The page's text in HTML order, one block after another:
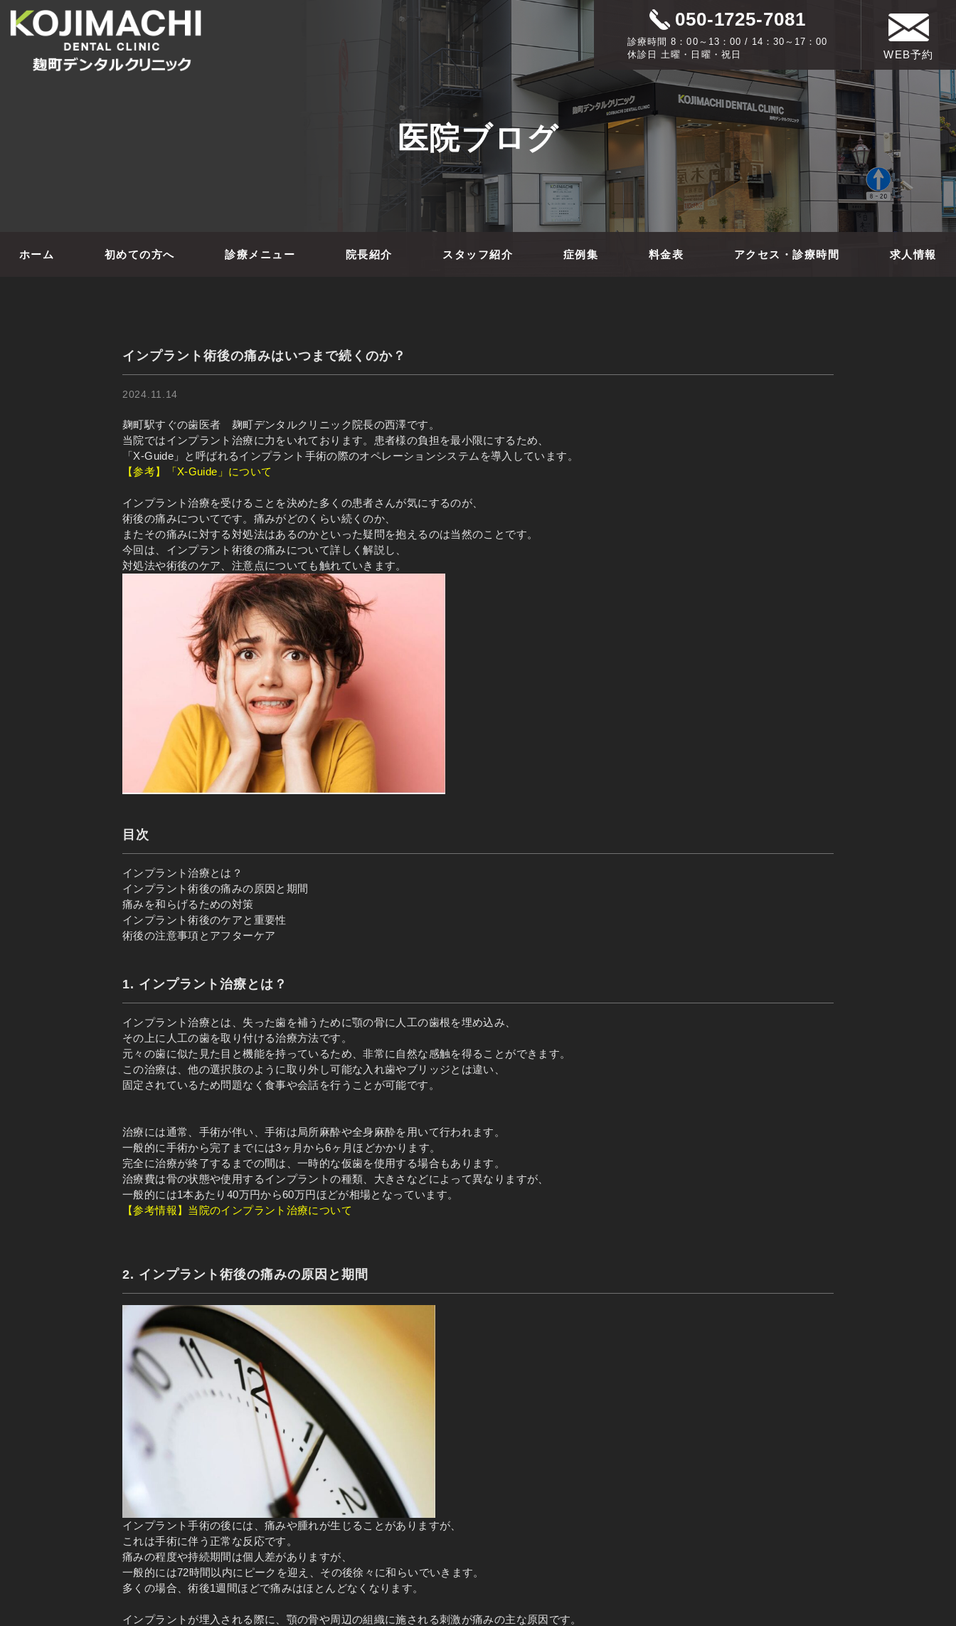
050-1725-7081
診療時間 8：00～13：00 / 14：30～17：00
休診日 土曜・日曜・祝日
WEB予約
医院ブログ
ホーム 初めての方へ 診療メニュー 院長紹介 スタッフ紹介 症例集 料金表 アクセス・診療時間 求人情報
インプラント術後の痛みはいつまで続くのか？
2024.11.14
麹町駅すぐの歯医者 麹町デンタルクリニック院長の西澤です。
当院ではインプラント治療に力をいれております。患者様の負担を最小限にするため、
「X-Guide」と呼ばれるインプラント手術の際のオペレーションシステムを導入しています。
【参考】「X-Guide」について
インプラント治療を受けることを決めた多くの患者さんが気にするのが、
術後の痛みについてです。痛みがどのくらい続くのか、
またその痛みに対する対処法はあるのかといった疑問を抱えるのは当然のことです。
今回は、インプラント術後の痛みについて詳しく解説し、
対処法や術後のケア、注意点についても触れていきます。
目次
インプラント治療とは？
インプラント術後の痛みの原因と期間
痛みを和らげるための対策
インプラント術後のケアと重要性
術後の注意事項とアフターケア
1. インプラント治療とは？
インプラント治療とは、失った歯を補うために顎の骨に人工の歯根を埋め込み、
その上に人工の歯を取り付ける治療方法です。
元々の歯に似た見た目と機能を持っているため、非常に自然な感触を得ることができます。
この治療は、他の選択肢のように取り外し可能な入れ歯やブリッジとは違い、
固定されているため問題なく食事や会話を行うことが可能です。
治療には通常、手術が伴い、手術は局所麻酔や全身麻酔を用いて行われます。
一般的に手術から完了までには3ヶ月から6ヶ月ほどかかります。
完全に治療が終了するまでの間は、一時的な仮歯を使用する場合もあります。
治療費は骨の状態や使用するインプラントの種類、大きさなどによって異なりますが、
一般的には1本あたり40万円から60万円ほどが相場となっています。
【参考情報】当院のインプラント治療について
2. インプラント術後の痛みの原因と期間
インプラント手術の後には、痛みや腫れが生じることがありますが、
これは手術に伴う正常な反応です。
痛みの程度や持続期間は個人差がありますが、
一般的には72時間以内にピークを迎え、その後徐々に和らいでいきます。
多くの場合、術後1週間ほどで痛みはほとんどなくなります。
インプラントが埋入される際に、顎の骨や周辺の組織に施される刺激が痛みの主な原因です。